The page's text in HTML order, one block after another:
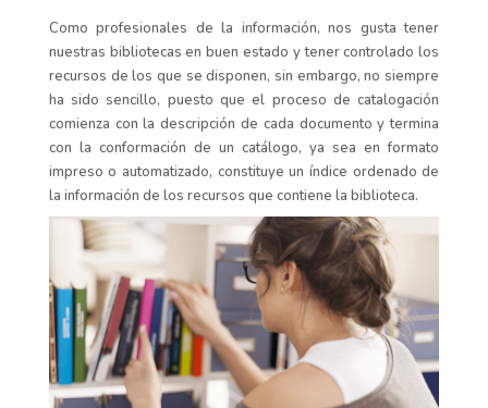
Como profesionales de la información, nos gusta tener
nuestras bibliotecas en buen estado y tener controlado los
recursos de los que se disponen, sin embargo, no siempre
ha sido sencillo, puesto que el proceso de catalogación
comienza con la descripción de cada documento y termina
con la conformación de un catálogo, ya sea en formato
impreso o automatizado, constituye un índice ordenado de
la información de los recursos que contiene la biblioteca.